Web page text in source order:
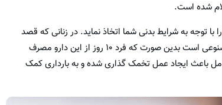
به شرایط بدنی شما اتخاذ نماید. در زنانی که قصد
قادر به ایجاد یک قاعدگی مصنوعی است بدین صورت که فرد ۱۰ روز از این دارو مصرف
می ماند و این عامل باعث ایجاد عمل تخمک گذاری شده و به بارداری کمک